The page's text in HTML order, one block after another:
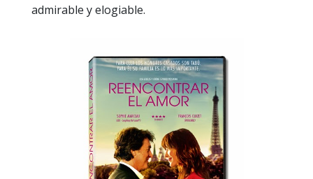
admirable y elogiable.